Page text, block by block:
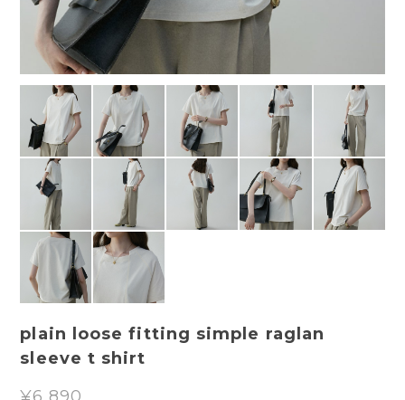
plain loose fitting simple raglan
sleeve t shirt